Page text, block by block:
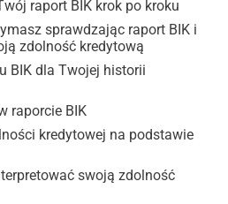
raport BIK krok po kroku
sprawdzając raport BIK i
zdolność kredytową
BIK dla Twojej historii
raporcie BIK
kredytowej na podstawie
swoją zdolność